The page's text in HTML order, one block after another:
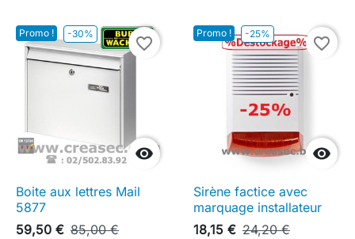
Promo ! -30%

favorite_border
Boite aux lettres Mail
5877
59,50 € 85,00 €
Promo ! -25%

favorite_border
Sirène factice avec
marquage installateur
18,15 € 24,20 €